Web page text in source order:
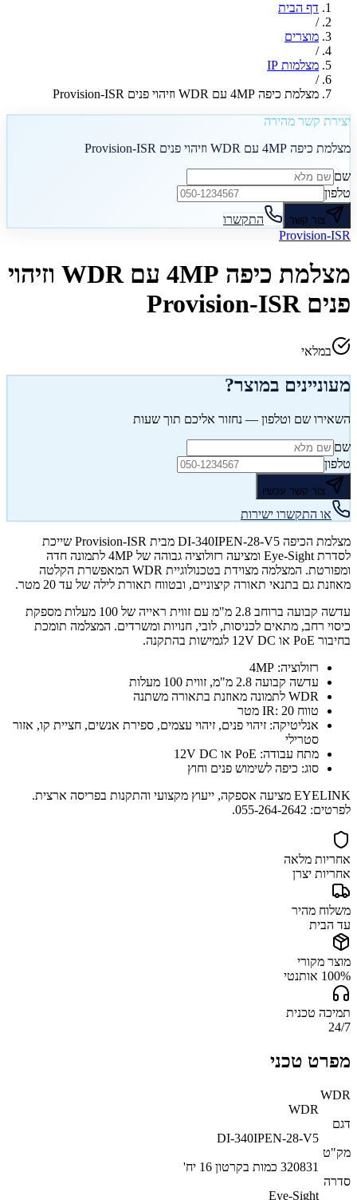
דף הבית
/
מוצרים
/
מצלמות IP
/
מצלמת כיפה 4MP עם WDR וזיהוי פנים Provision-ISR
יצירת קשר מהירה
מצלמת כיפה 4MP עם WDR וזיהוי פנים Provision-ISR
שם
טלפון
צור קשר
התקשרו
Provision-ISR
מצלמת כיפה 4MP עם WDR וזיהוי
פנים Provision-ISR
במלאי
מעוניינים במוצר?
השאירו שם וטלפון — נחזור אליכם תוך שעות
שם
טלפון
צור קשר עכשיו
או התקשרו ישירות
מצלמת הכיפה DI-340IPEN-28-V5 מבית Provision-ISR שייכת
לסדרת Eye-Sight ומציעה רזולוציה גבוהה של 4MP לתמונה חדה
ומפורטת. המצלמה מצוידת בטכנולוגיית WDR המאפשרת הקלטה
מאוזנת גם בתנאי תאורה קיצוניים, ובטווח תאורת לילה של עד 20 מטר.
עדשה קבועה ברוחב 2.8 מ"מ עם זווית ראייה של 100 מעלות מספקת
כיסוי רחב, מתאים לכניסות, לובי, חנויות ומשרדים. המצלמה תומכת
בחיבור PoE או 12V DC לגמישות בהתקנה.
רזולוציה: 4MP
עדשה קבועה 2.8 מ"מ, זווית 100 מעלות
WDR לתמונה מאוזנת בתאורה משתנה
טווח IR: 20 מטר
אנליטיקה: זיהוי פנים, זיהוי עצמים, ספירת אנשים, חציית קו, אזור
סטרילי
מתח עבודה: PoE או 12V DC
סוג: כיפה לשימוש פנים וחוץ
EYELINK מציעה אספקה, ייעוץ מקצועי והתקנות בפריסה ארצית.
לפרטים: 055-264-2642.
אחריות מלאה
אחריות יצרן
משלוח מהיר
עד הבית
מוצר מקורי
100% אותנטי
תמיכה טכנית
24/7
מפרט טכני
WDR
WDR
דגם
DI-340IPEN-28-V5
מק"ט
320831 כמות בקרטון 16 יח'
סדרה
Eye-Sight